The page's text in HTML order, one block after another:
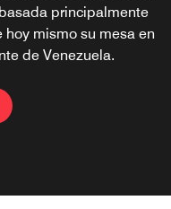
principalmente
hoy mismo su mesa en
de Venezuela.
vista al mar y se
durante un día
de sol venezolana.
y tapas al